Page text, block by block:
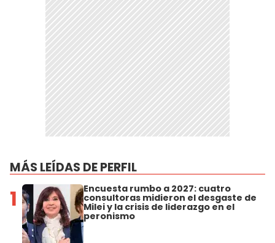
MÁS LEÍDAS DE PERFIL
1 Encuesta rumbo a 2027: cuatro
consultoras midieron el desgaste de
Milei y la crisis de liderazgo en el
peronismo